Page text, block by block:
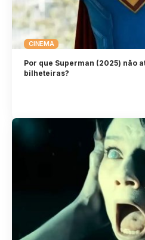
CINEMA
Por que Superman (2025) não
bilheteiras?